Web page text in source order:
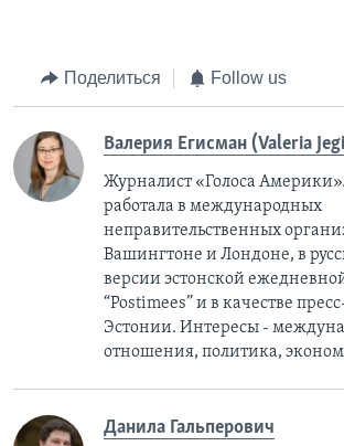
Поделиться Follow us
Валерия Егисман (Valeria
Журналист «Голоса Америки».
работала в международных
неправительственных
Вашингтоне и Лондоне, в
версии эстонской
“Postimees” и в качестве
Эстонии. Интересы -
отношения, политика,
Данила Гальперович